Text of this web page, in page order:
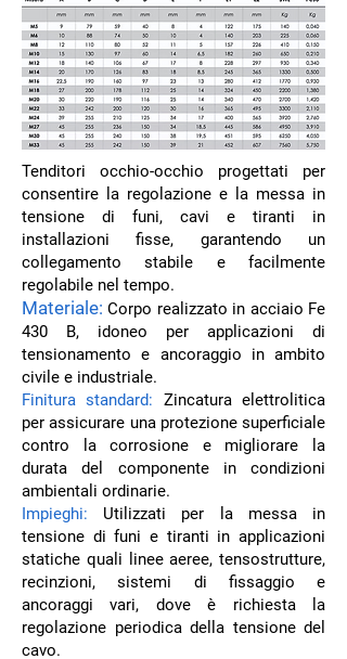
Tenditori occhio-occhio progettati per
consentire la regolazione e la messa in
tensione di funi, cavi e tiranti in
installazioni fisse, garantendo un
collegamento stabile e facilmente
regolabile nel tempo.
Materiale: Corpo realizzato in acciaio Fe
430 B, idoneo per applicazioni di
tensionamento e ancoraggio in ambito
civile e industriale.
Finitura standard: Zincatura elettrolitica
per assicurare una protezione superficiale
contro la corrosione e migliorare la
durata del componente in condizioni
ambientali ordinarie.
Impieghi: Utilizzati per la messa in
tensione di funi e tiranti in applicazioni
statiche quali linee aeree, tensostrutture,
recinzioni, sistemi di fissaggio e
ancoraggi vari, dove è richiesta la
regolazione periodica della tensione del
cavo.